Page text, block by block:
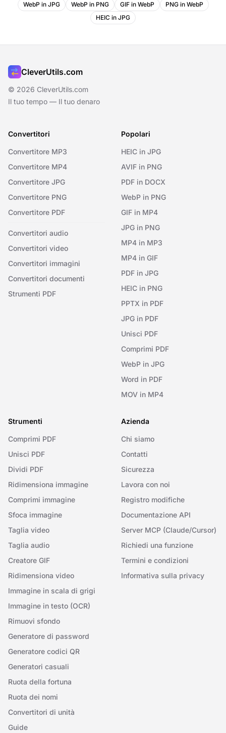
WebP in JPG WebP in PNG GIF in WebP
PNG in WebP
HEIC in JPG
CleverUtils.com
© 2026 CleverUtils.com
Il tuo tempo — Il tuo denaro
Convertitori
Convertitore MP3
Convertitore MP4
Convertitore JPG
Convertitore PNG
Convertitore PDF
Convertitori audio
Convertitori video
Convertitori immagini
Convertitori documenti
Strumenti PDF
Popolari
HEIC in JPG
AVIF in PNG
PDF in DOCX
WebP in PNG
GIF in MP4
JPG in PNG
MP4 in MP3
MP4 in GIF
PDF in JPG
HEIC in PNG
PPTX in PDF
JPG in PDF
Unisci PDF
Comprimi PDF
WebP in JPG
Word in PDF
MOV in MP4
Strumenti
Comprimi PDF
Unisci PDF
Dividi PDF
Ridimensiona immagine
Comprimi immagine
Sfoca immagine
Taglia video
Taglia audio
Creatore GIF
Ridimensiona video
Immagine in scala di grigi
Immagine in testo (OCR)
Rimuovi sfondo
Generatore di password
Generatore codici QR
Generatori casuali
Ruota della fortuna
Ruota dei nomi
Convertitori di unità
Guide
Azienda
Chi siamo
Contatti
Sicurezza
Lavora con noi
Registro modifiche
Documentazione API
Server MCP (Claude/Cursor)
Richiedi una funzione
Termini e condizioni
Informativa sulla privacy